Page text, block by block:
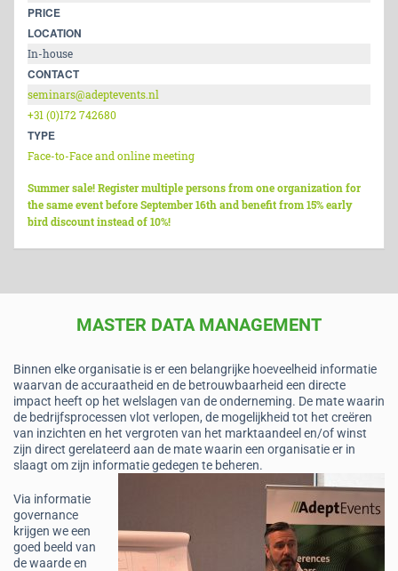
PRICE
LOCATION
In-house
CONTACT
seminars@adeptevents.nl
+31 (0)172 742680
TYPE
Face-to-Face and online meeting
Summer sale! Register multiple persons from one organization for
the same event before September 16th and benefit from 15% early
bird discount instead of 10%!
MASTER DATA MANAGEMENT
Binnen elke organisatie is er een belangrijke hoeveelheid informatie
waarvan de accuraatheid en de betrouwbaarheid een directe
impact heeft op het welslagen van de onderneming. De mate waarin
de bedrijfsprocessen vlot verlopen, de mogelijkheid tot het creëren
van inzichten en het vergroten van het marktaandeel en/of winst
zijn direct gerelateerd aan de mate waarin een organisatie er in
slaagt om zijn informatie gedegen te beheren.
Via informatie
governance
krijgen we een
goed beeld van
de waarde en